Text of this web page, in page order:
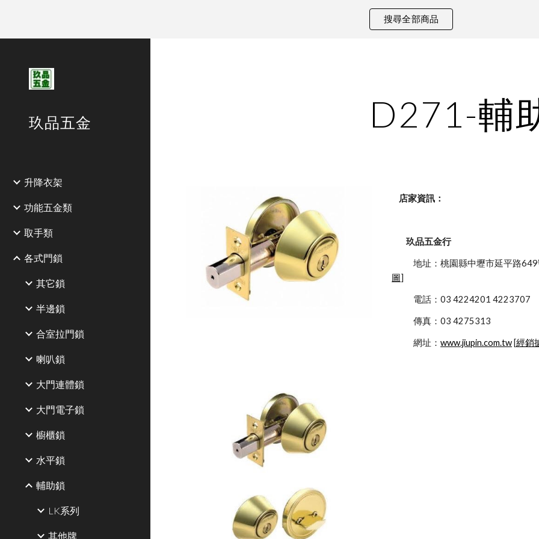
搜尋全部商品
玖品五金
升降衣架
功能五金類
取手類
各式門鎖
其它鎖
半邊鎖
合室拉門鎖
喇叭鎖
大門連體鎖
大門電子鎖
櫥櫃鎖
水平鎖
輔助鎖
LK系列
其他牌
D271-輔
    店家資訊：
玖品五金行
地址：桃園縣中壢市延平路
圖]
            電話：03 4224201 4223707
            傳真：03 4275313
            網址：
www.jiupin.com.tw [經銷